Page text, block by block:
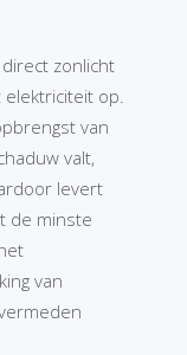
zonlicht
elektriciteit op.
van
valt,
levert
de minste
van